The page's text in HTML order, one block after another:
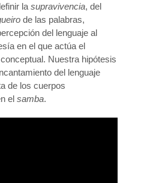
la supravivencia, del
de las palabras,
del lenguaje al
en el que actúa el
Nuestra hipótesis
del lenguaje
de los cuerpos
el samba.